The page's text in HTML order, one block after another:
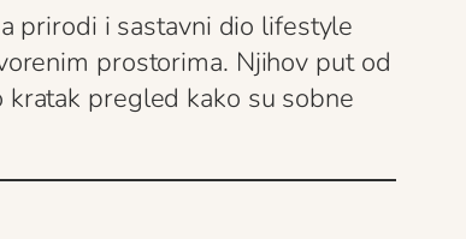
prirodi i sastavni dio lifestyle
prostorima. Njihov put od
pregled kako su sobne